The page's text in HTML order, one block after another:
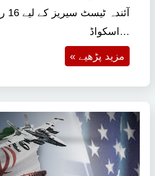
اسکواڈ…
« مزید پڑھیے